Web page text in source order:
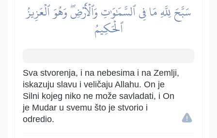
سَبَّحَ لِلَّهِ مَا فِي ٱلسَّمَٰوَٰتِ وَٱلۡأَرۡضِۖ وَهُوَ ٱلۡعَزِيزُ
ٱلۡحَكِيمُ
Sva stvorenja, i na nebesima i na Zemlji,
iskazuju slavu i veličaju Allahu. On je
Silni kojeg niko ne može savladati, i On
je Mudar u svemu što je stvorio i
odredio.